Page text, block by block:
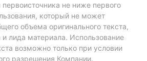
первоисточника не ниже первого
который не может
объема оригинального текста,
и лида материала. Использование
возможно только при условии
разрешения Компании.